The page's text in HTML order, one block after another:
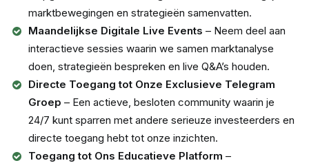
marktbewegingen en strategieën samenvatten.
Maandelijkse Digitale Live Events – Neem deel aan
interactieve sessies waarin we samen marktanalyse
doen, strategieën bespreken en live Q&A’s houden.
Directe Toegang tot Onze Exclusieve Telegram
Groep – Een actieve, besloten community waarin je
24/7 kunt sparren met andere serieuze investeerders en
directe toegang hebt tot onze inzichten.
Toegang tot Ons Educatieve Platform –